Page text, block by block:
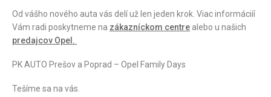
Od vášho nového auta vás delí už len jeden krok. Viac informáciíí
Vám radi poskytneme na zákazníckom centre alebo u našich
predajcov Opel.
PK AUTO Prešov a Poprad – Opel Family Days
Tešíme sa na vás.